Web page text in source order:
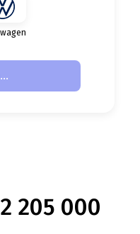
205 000